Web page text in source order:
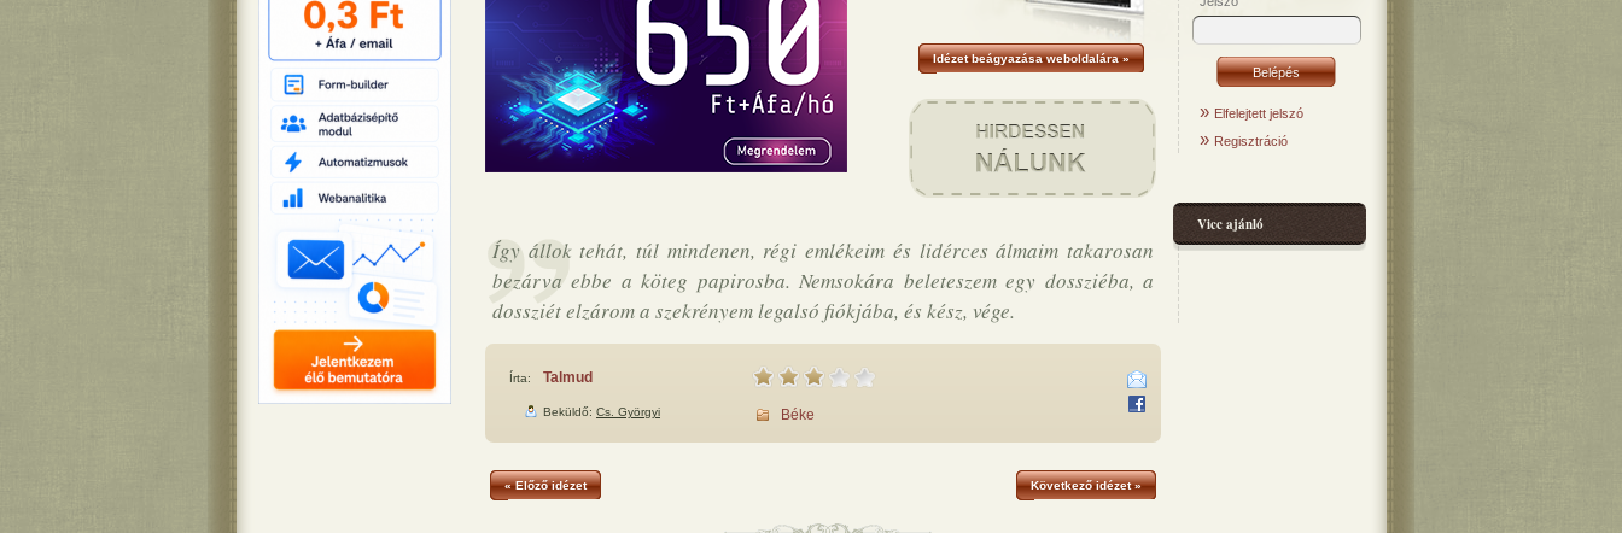
Idézet beágyazása weboldalára »
Így állok tehát, túl mindenen, régi emlékeim és lidérces álmaim takarosan
bezárva ebbe a köteg papirosba. Nemsokára beleteszem egy dossziéba, a
dossziét elzárom a szekrényem legalsó fiókjába, és kész, vége.
Írta: Talmud
Beküldő: Cs. Györgyi Béke
« Előző idézet Következő idézet »
» Elfelejtett jelszó
» Regisztráció
Vicc ajánló